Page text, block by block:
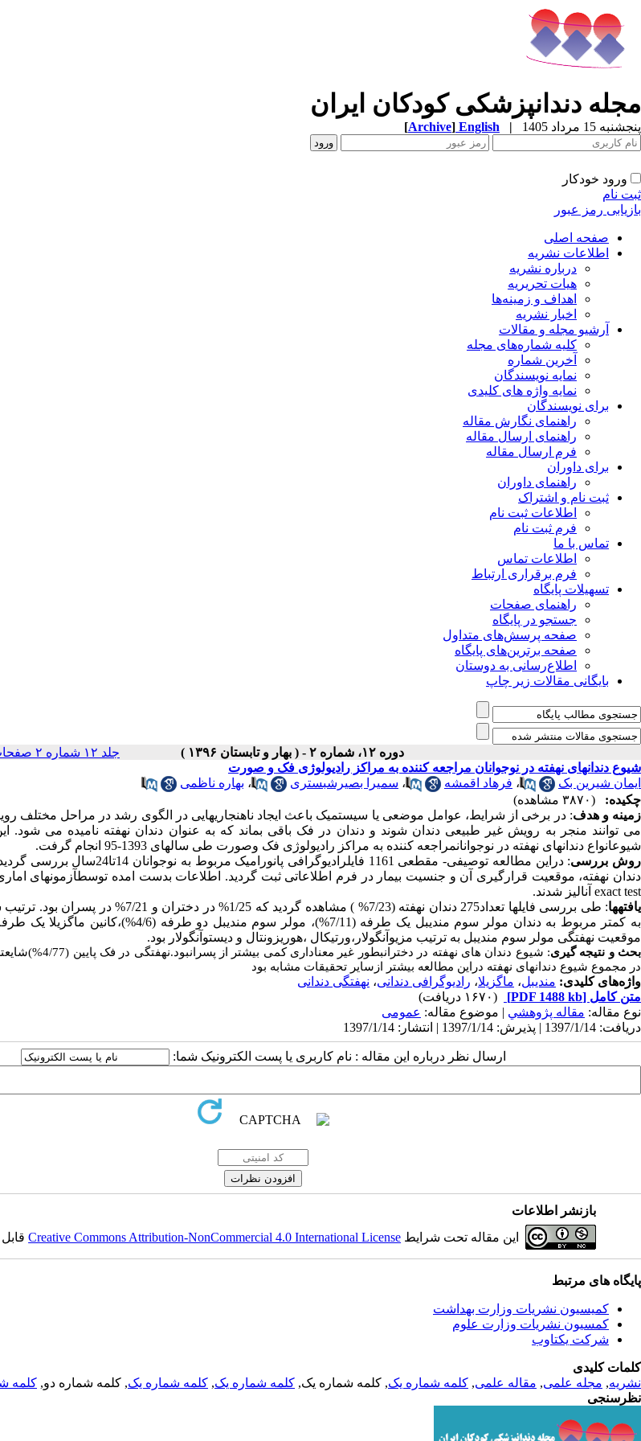
مجله دندانپزشکی کودکان ایران
پنجشنبه 15 مرداد 1405 |
English
[Archive]
ورود خودکار
ثبت نام
بازیابی رمز عبور
صفحه اصلی
اطلاعات نشریه
درباره نشریه
هیات تحریریه
اهداف و زمینه‌ها
اخبار نشریه
آرشیو مجله و مقالات
کلیه شماره‌های مجله
آخرین شماره
نمایه نویسندگان
نمایه واژه های کلیدی
برای نویسندگان
راهنمای نگارش مقاله
راهنمای ارسال مقاله
فرم ارسال مقاله
برای داوران
راهنمای داوران
ثبت نام و اشتراک
اطلاعات ثبت نام
فرم ثبت نام
تماس با ما
اطلاعات تماس
فرم برقراری ارتباط
تسهیلات پایگاه
راهنمای صفحات
جستجو در پایگاه
صفحه پرسش‌های متداول
صفحه برترین‌های پایگاه
اطلاع‌رسانی به دوستان
بایگانی مقالات زیر چاپ
دوره ۱۲، شماره ۲ - ( بهار و تابستان ۱۳۹۶ ) جلد ۱۲ شماره ۲ صفحات ۵۰-۴۱
شیوع دندانهای نهفته در نوجوانان مراجعه کننده به مراکز رادیولوژی فک و صورت
ایمان شیرین بک
، فرهاد اقمشه ، سمیرا بصیرشبستری ، بهاره ناظمی
چکیده:
(۳۸۷۰ مشاهده)
زمینه و هدف: در برخی از شرایط، عوامل موضعی یا سیستمیک باعث ایجاد ناهنجاریهایی در الگوی رشد در مراحل مختلف
می توانند منجر به رویش غیر طبیعی دندان شوند و دندان در فک باقی بماند که به عنوان دندان نهفته نامیده می شود.
شیوعانواع دندانهای نهفته در نوجوانانمراجعه کننده به مراکز رادیولوژی فک وصورت طی سالهای 1393-95 انجام گرفت.
روش بررسی
: دراین مطالعه توصیفی- مقطعی 1161 فایلرادیوگرافی
دندان نهفته، موقعیت قرارگیری آن و جنسیت بیمار در فرم اطلاعاتی ثبت گردید. اطلاعات بدست امده توسطآزمونهای
exact test آنالیز شدند.
یافته­ها
: طی بررسی فایلها تعداد275 دندان نهفته (7/23% ) مشاهده گردید که 1/
موقعیت نهفتگی مولر سوم مندیبل به ترتیب مزیوآنگولار،ورتیکال ،هوریزونتال و دیستوآنگولار بود.
بحث و نتیجه گیری
در مجموع شیوع دندانهای نهفته دراین مطالعه بیشتر ازسایر تحقیقات مشابه بود
واژه‌های کلیدی: مندیبل، ماگزیلا، رادیوگرافی دندانی، نهفتگی دندانی
متن کامل [PDF 1488 kb]
(۱۶۷۰ دریافت)
نوع مقاله: مقاله پژوهشي | موضوع مقاله: عمومى
دریافت: 1397/1/14 | پذیرش: 1397/1/14 | انتشار: 1397/1/14
ارسال نظر درباره این مقاله : نام کاربری یا پست الکترونیک شما:
بازنشر اطلاعات
این مقاله تحت شرایط Creative Commons Attribution-NonCommercial 4.0 International License
پایگاه های مرتبط
کمیسیون نشریات وزارت بهداشت
کمسیون نشریات وزارت علوم
شرکت یکتاوب
کلمات کلیدی
نشریه, مجله علمی, مقاله علمی, کلمه شماره یک, کلمه شماره یک, کلمه شماره یک, کلمه شماره یک, کلمه شماره دو, کلمه
نظرسنجی